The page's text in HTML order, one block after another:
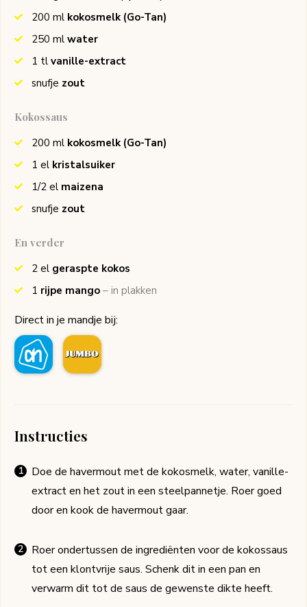
200 ml kokosmelk (Go-Tan)
250 ml water
1 tl vanille-extract
snufje zout
Kokossaus
200 ml kokosmelk (Go-Tan)
1 el kristalsuiker
1/2 el maizena
snufje zout
En verder
2 el geraspte kokos
1 rijpe mango – in plakken
Direct in je mandje bij:
Instructies
Doe de havermout met de kokosmelk, water, vanille-
extract en het zout in een steelpannetje. Roer goed
door en kook de havermout gaar.
Roer ondertussen de ingrediënten voor de kokossaus
tot een klontvrije saus. Schenk dit in een pan en
verwarm dit tot de saus de gewenste dikte heeft.